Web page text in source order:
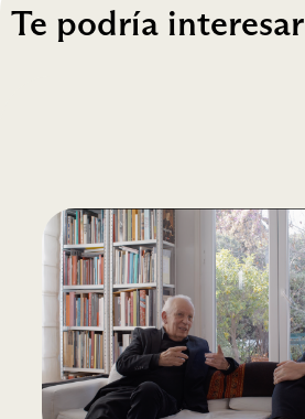
Te podría interesar